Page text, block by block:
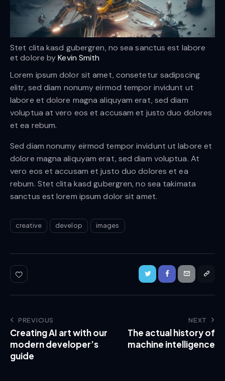
Stet clita kasd gubergren, no sea sanctus est labore
et dolore byKevin Smith
Lorem ipsum dolor sit amet, consetetur sadipscing
elitr, sed diam nonumy eirmod tempor invidunt ut
labore et dolore magna aliquyam erat, sed diam
voluptua at vero eos et accusam et justo duo dolores
et ea rebum.
Sed diam nonumy eirmod tempor invidunt ut labore et
dolore magna aliquyam erat, sed diam voluptua. At
vero eos et accusam et justo duo dolores et ea
rebum. Stet clita kasd gubergren, no sea takimata
sanctus est lorem ipsum dolor sit amet.
creative develop images
PREVIOUS
Creating AI art with our
modern developer’s
guide
NEXT
The actual history of
machine intelligence